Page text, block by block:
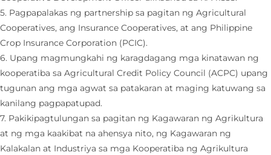
5. Pagpapalakas ng partnership sa pagitan ng Agricultural
Cooperatives, ang Insurance Cooperatives, at ang Philippine
Crop Insurance Corporation (PCIC).
6. Upang magmungkahi ng karagdagang mga kinatawan ng
kooperatiba sa Agricultural Credit Policy Council (ACPC) upang
tugunan ang mga agwat sa patakaran at maging katuwang sa
kanilang pagpapatupad.
7. Pakikipagtulungan sa pagitan ng Kagawaran ng Agrikultura
at ng mga kaakibat na ahensya nito, ng Kagawaran ng
Kalakalan at Industriya sa mga Kooperatiba ng Agrikultura